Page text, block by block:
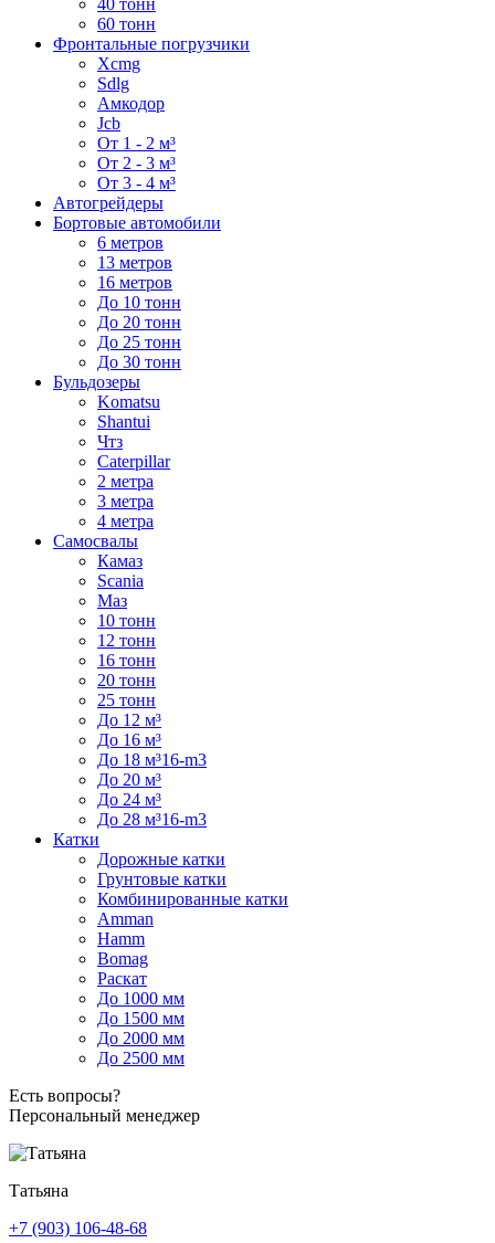
60 тонн
Фронтальные погрузчики
Xcmg
Sdlg
Амкодор
Jcb
От 1 - 2 м³
От 2 - 3 м³
От 3 - 4 м³
Автогрейдеры
Бортовые автомобили
6 метров
13 метров
16 метров
До 10 тонн
До 20 тонн
До 25 тонн
До 30 тонн
Бульдозеры
Komatsu
Shantui
Чтз
Caterpillar
2 метра
3 метра
4 метра
Самосвалы
Камаз
Scania
Маз
10 тонн
12 тонн
16 тонн
20 тонн
25 тонн
До 12 м³
До 16 м³
До 18 м³16-m3
До 20 м³
До 24 м³
До 28 м³16-m3
Катки
Дорожные катки
Грунтовые катки
Комбинированные катки
Amman
Hamm
Bomag
Раскат
До 1000 мм
До 1500 мм
До 2000 мм
До 2500 мм
Есть вопросы?
Персональный менеджер
Татьяна
+7 (903) 106-48-68